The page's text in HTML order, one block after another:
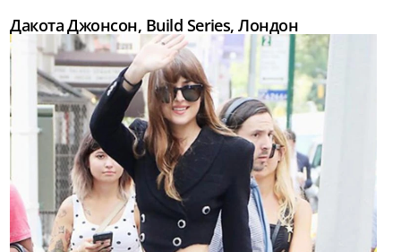
Дакота Джонсон, Build Series, Лондон